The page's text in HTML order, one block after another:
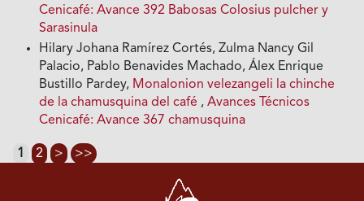
Cenicafé: Avance 392 Babosas Colosius pulcher y
Sarasinula
Hilary Johana Ramírez Cortés, Zulma Nancy Gil
Palacio, Pablo Benavides Machado, Álex Enrique
Bustillo Pardey, Monalonion velezangeli la chinche
de la chamusquina del café ,Avances Técnicos
Cenicafé: Avance 367 chamusquina
1 2 > >>